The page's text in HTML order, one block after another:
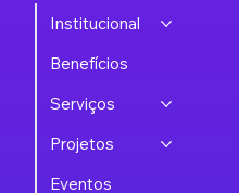
Institucional
Benefícios
Serviços
Projetos
Eventos